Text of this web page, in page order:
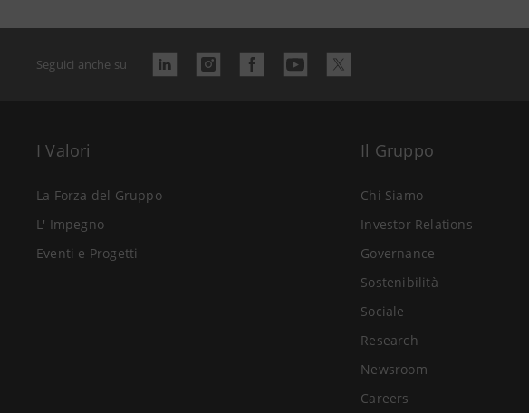
Seguici anche su
I Valori
La Forza del Gruppo
L' Impegno
Eventi e Progetti
Il Gruppo
Chi Siamo
Investor Relations
Governance
Sostenibilità
Sociale
Research
Newsroom
Careers